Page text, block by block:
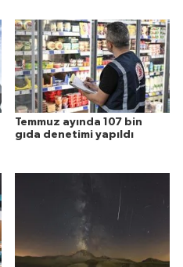
Temmuz ayında 107 bin
gıda denetimi yapıldı